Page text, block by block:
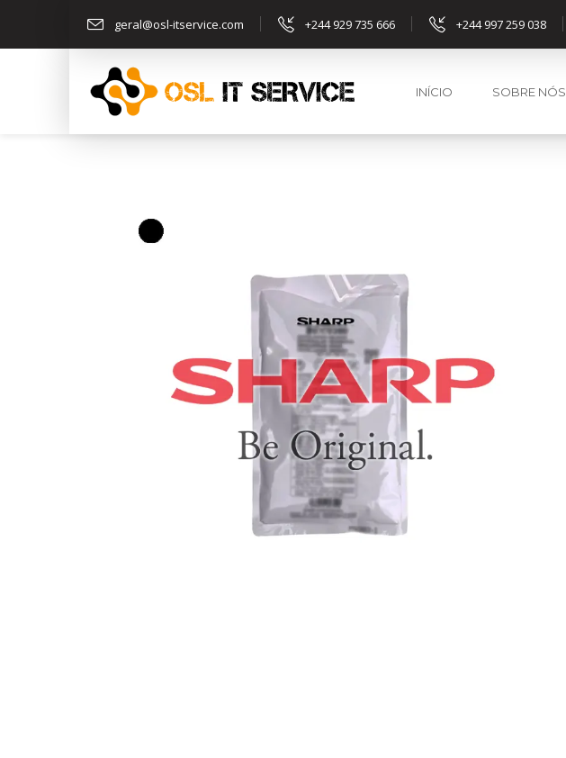
geral@osl-itservice.com +244 929 735 666 +244 997 259 038
INÍCIO SOBRE NÓS